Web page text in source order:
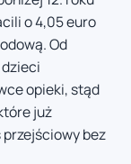
o 4,05 euro
Od
opieki, stąd
już
bez